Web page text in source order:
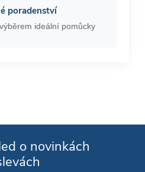
poradenství
ideální pomůcky
o novinkách